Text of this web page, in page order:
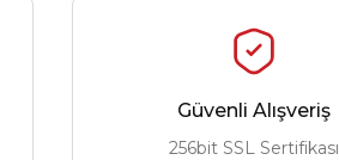
Güvenli Alışveriş
256bit SSL Sertifikası